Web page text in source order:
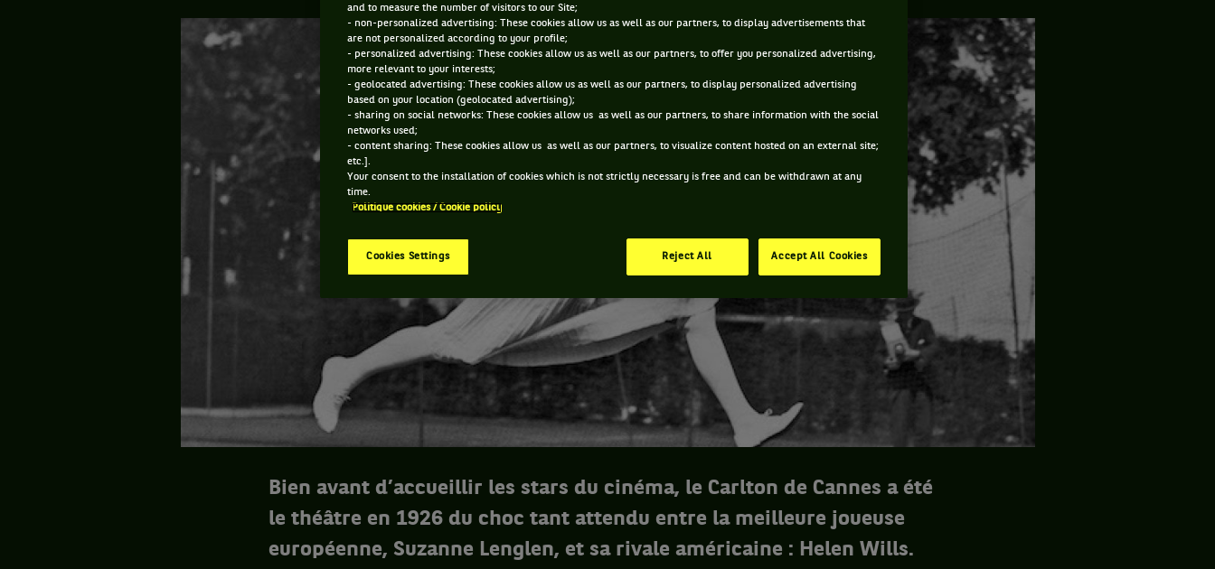
Bien avant d’accueillir les stars du cinéma, le Carlton de Cannes a été
le théâtre en 1926 du choc tant attendu entre la meilleure joueuse
européenne, Suzanne Lenglen, et sa rivale américaine : Helen Wills.
and to measure the number of visitors to our Site;
- non-personalized advertising: These cookies allow us as well as our partners, to display advertisements that
are not personalized according to your profile;
- personalized advertising: These cookies allow us as well as our partners, to offer you personalized advertising,
more relevant to your interests;
- geolocated advertising: These cookies allow us as well as our partners, to display personalized advertising
based on your location (geolocated advertising);
- sharing on social networks: These cookies allow us as well as our partners, to share information with the social
networks used;
- content sharing: These cookies allow us as well as our partners, to visualize content hosted on an external site;
etc.].
Your consent to the installation of cookies which is not strictly necessary is free and can be withdrawn at any
time.
Politique cookies / Cookie policy
Cookies Settings Reject All Accept All Cookies